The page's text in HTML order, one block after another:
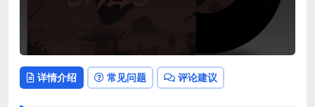
详情介绍 常见问题 评论建议